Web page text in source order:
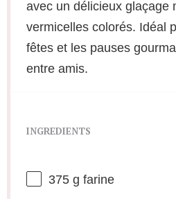
avec un délicieux glaçage
vermicelles colorés. Idéal
fêtes et les pauses
entre amis.
INGREDIENTS
375 g farine